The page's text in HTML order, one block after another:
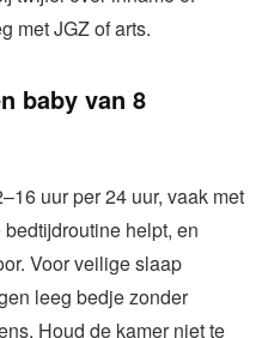
met JGZ of arts.
baby van 8
uur per 24 uur, vaak met
helpt, en
Voor veilige slaap
leeg bedje zonder
Houd de kamer niet te